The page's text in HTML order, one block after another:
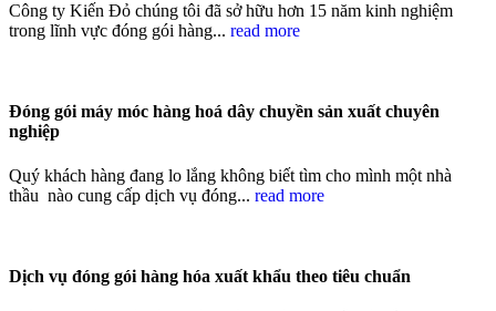
Công ty Kiến Đỏ chúng tôi đã sở hữu hơn 15 năm kinh nghiệm
trong lĩnh vực đóng gói hàng... read more
Đóng gói máy móc hàng hoá dây chuyền sản xuất chuyên
nghiệp
Quý khách hàng đang lo lắng không biết tìm cho mình một nhà
thầu nào cung cấp dịch vụ đóng... read more
Dịch vụ đóng gói hàng hóa xuất khẩu theo tiêu chuẩn